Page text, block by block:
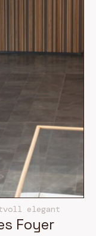
elegant
Foyer